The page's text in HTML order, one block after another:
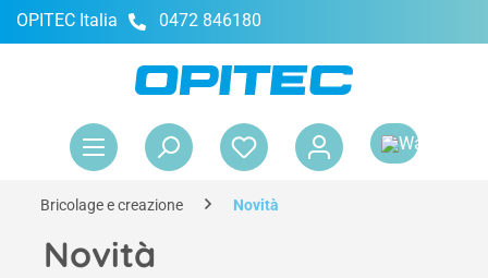
principale
OPITEC Italia 0472 846180
Bricolage e creazione Novità
Novità